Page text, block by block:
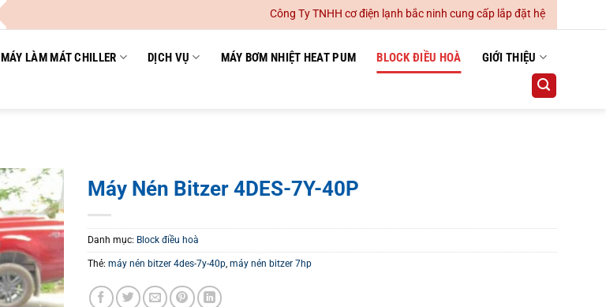
Công Ty TNHH cơ điện lạnh bắc ninh cung cấp lắp đặt hệ thống điều hoà
MÁY LÀM MÁT CHILLER DỊCH VỤ MÁY BƠM NHIỆT HEAT PUM BLOCK ĐIỀU HOÀ GIỚI THIỆU
Máy Nén Bitzer 4DES-7Y-40P
Danh mục: Block điều hoà
Thẻ: máy nén bitzer 4des-7y-40p, máy nén bitzer 7hp